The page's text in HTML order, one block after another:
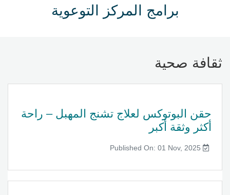
برامج المركز التوعوية
ثقافة صحية
حقن البوتوكس لعلاج تشنج المهبل – راحة
أكثر وثقة أكبر